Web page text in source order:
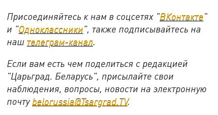
Присоединяйтесь к нам в соцсетях "ВКонтакте"
и "Одноклассники", также подписывайтесь на
наш телеграм-канал
Если вам есть чем поделиться с редакцией
"Царьград. Беларусь", присылайте свои
наблюдения, вопросы, новости на электронную
почту belorussia@Tsargrad.TV.